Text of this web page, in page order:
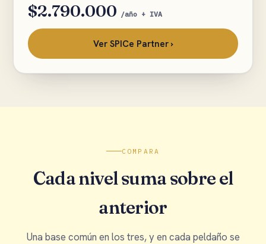
$2.790.000 /año + IVA
Ver SPICe Partner ›
COMPARA
Cada nivel suma sobre el
anterior
Una base común en los tres, y en cada peldaño se